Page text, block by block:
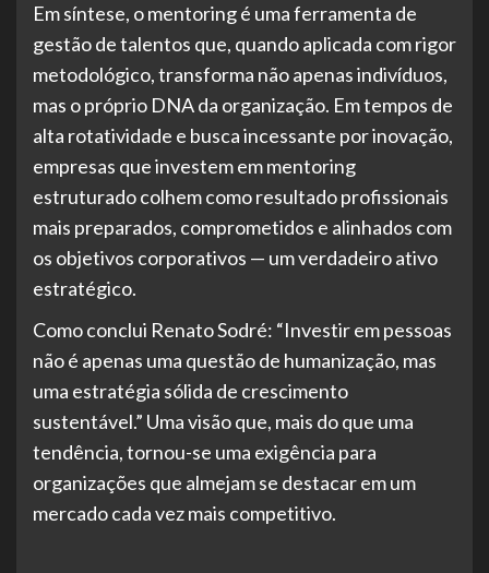
Em síntese, o mentoring é uma ferramenta de
gestão de talentos que, quando aplicada com rigor
metodológico, transforma não apenas indivíduos,
mas o próprio DNA da organização. Em tempos de
alta rotatividade e busca incessante por inovação,
empresas que investem em mentoring
estruturado colhem como resultado profissionais
mais preparados, comprometidos e alinhados com
os objetivos corporativos — um verdadeiro ativo
estratégico.
Como conclui Renato Sodré: “Investir em pessoas
não é apenas uma questão de humanização, mas
uma estratégia sólida de crescimento
sustentável.” Uma visão que, mais do que uma
tendência, tornou-se uma exigência para
organizações que almejam se destacar em um
mercado cada vez mais competitivo.